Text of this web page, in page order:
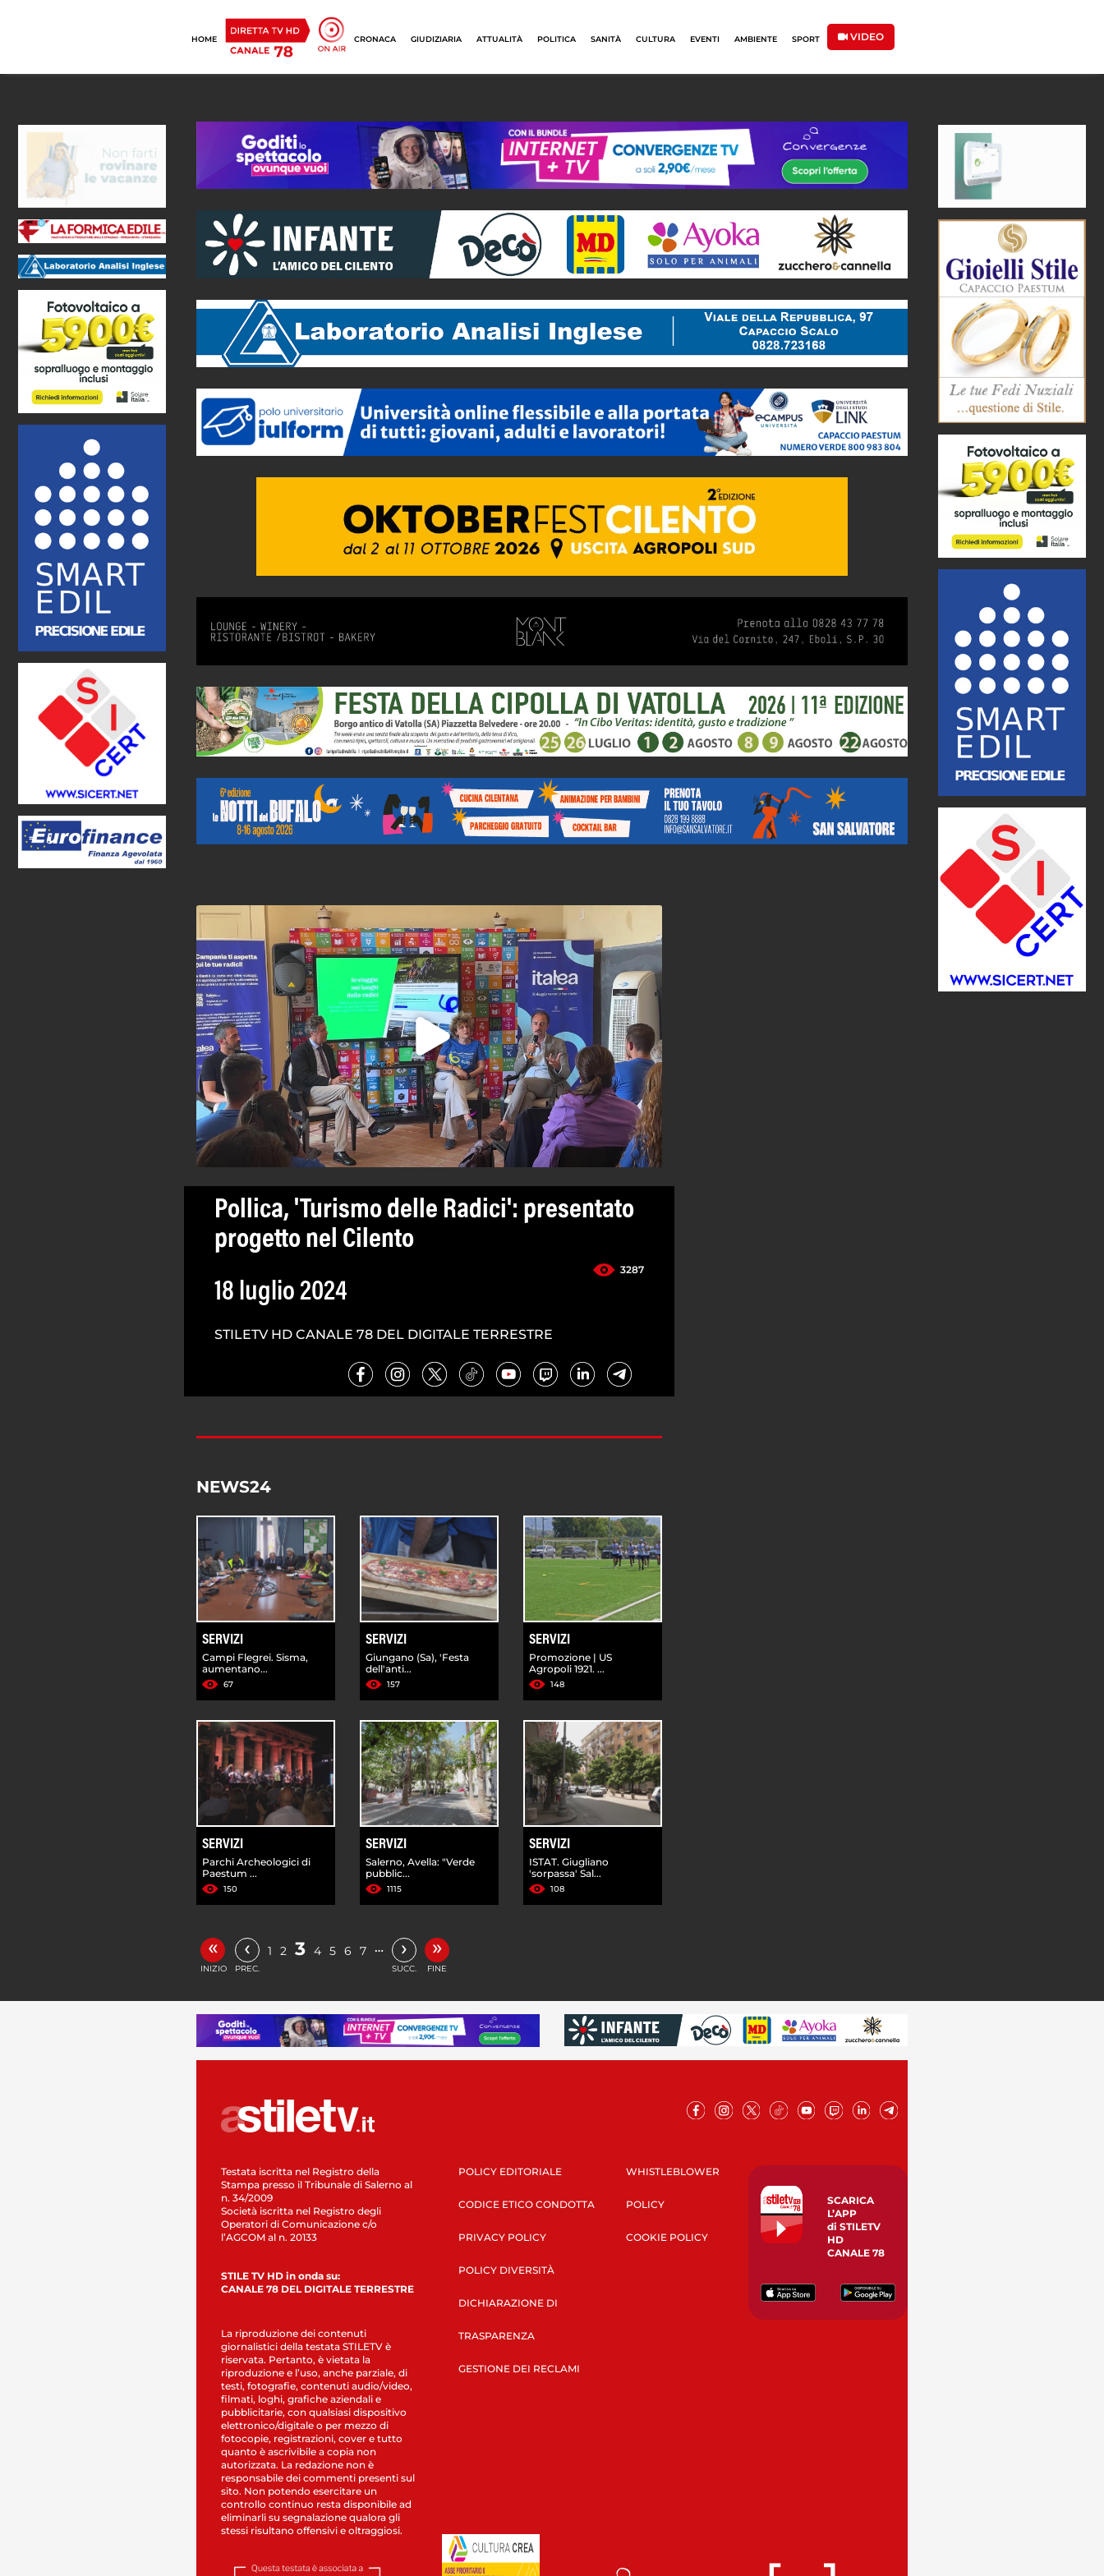
HOME CRONACA GIUDIZIARIA ATTUALITÀ POLITICA SANITÀ CULTURA EVENTI AMBIENTE SPORT VIDEO
Pollica, 'Turismo delle Radici': presentato
progetto nel Cilento
3287
18 luglio 2024
STILETV HD CANALE 78 DEL DIGITALE TERRESTRE
NEWS24
SERVIZI
Campi Flegrei. Sisma,
aumentano...
67
SERVIZI
Giungano (Sa), 'Festa
dell'anti...
157
SERVIZI
Promozione | US
Agropoli 1921. ...
148
SERVIZI
Parchi Archeologici di
Paestum ...
150
SERVIZI
Salerno, Avella: "Verde
pubblic...
1115
SERVIZI
ISTAT. Giugliano
'sorpassa' Sal...
108
«
INIZIO
‹
PREC.
1 2 3 4 5 6 7 … ›
SUCC.
»
FINE
Testata iscritta nel Registro della
Stampa presso il Tribunale di Salerno al
n. 34/2009
Società iscritta nel Registro degli
Operatori di Comunicazione c/o
l’AGCOM al n. 20133
STILE TV HD in onda su:
CANALE 78 DEL DIGITALE TERRESTRE
La riproduzione dei contenuti
giornalistici della testata STILETV è
riservata. Pertanto, è vietata la
riproduzione e l’uso, anche parziale, di
testi, fotografie, contenuti audio/video,
filmati, loghi, grafiche aziendali e
pubblicitarie, con qualsiasi dispositivo
elettronico/digitale o per mezzo di
fotocopie, registrazioni, cover e tutto
quanto è ascrivibile a copia non
autorizzata. La redazione non è
responsabile dei commenti presenti sul
sito. Non potendo esercitare un
controllo continuo resta disponibile ad
eliminarli su segnalazione qualora gli
stessi risultano offensivi e oltraggiosi.
POLICY EDITORIALE
CODICE ETICO CONDOTTA
PRIVACY POLICY
POLICY DIVERSITÀ
DICHIARAZIONE DI
TRASPARENZA
GESTIONE DEI RECLAMI
WHISTLEBLOWER
POLICY
COOKIE POLICY
SCARICA
L’APP
di STILETV
HD
CANALE 78